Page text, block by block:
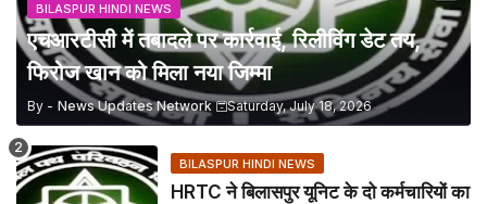
BILASPUR HINDI NEWS
एचआरटीसी में तबादले पर कार्रवाई, रिलीविंग डेट तय,
फिरोज खान को मिला नया जिम्मा
By - News Updates Network Saturday, July 18, 2026
BILASPUR HINDI NEWS
HRTC ने बिलासपुर यूनिट के दो कर्मचारियों का